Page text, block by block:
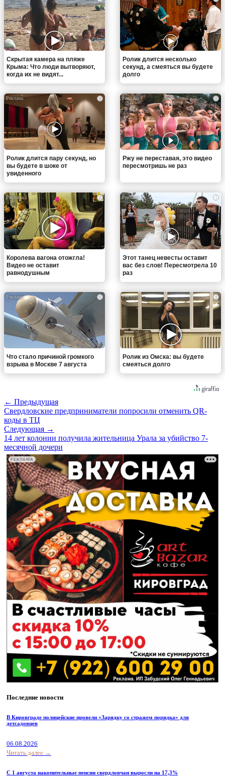
Скрытая камера на пляже
Крыма: Что люди вытворяют,
когда их не видят...
Ролик длится несколько
секунд, а смеяться вы будете
долго
i
Ролик длится пару секунд, но
вы будете в шоке от
увиденного
i
Ржу не переставая, это видео
пересмотришь не раз
i
Королева вагона отожгла!
Видео не оставит
равнодушным
i
Этот танец невесты оставит
вас без слов! Пересмотрела 10
раз
i
Что стало причиной громкого
взрыва в Москве 7 августа
i
Ролик из Омска: вы будете
смеяться долго
← Предыдущая
Свердловские предприниматели попросили отменить QR-
коды в ТЦ
Следующая →
14 лет колонии получила жительница Урала за убийство 7-
месячной дочери
РЕКЛАМА
Последние новости
В Кировграде полицейские провели «Зарядку со стражем порядка» для
детсадовцев
06.08.2026
Читать далее →
С 1 августа накопительные пенсии свердловчан выросли на 17,3%